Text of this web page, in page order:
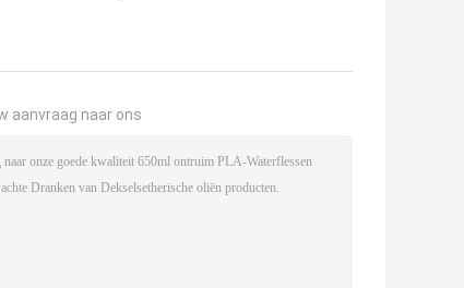
aanvraag naar ons